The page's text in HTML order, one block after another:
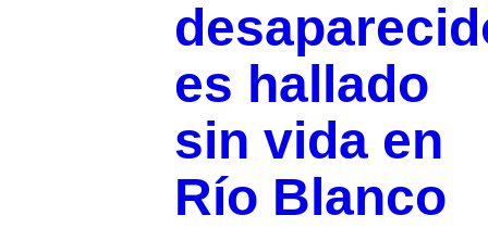
es hallado
sin vida en
Río Blanco